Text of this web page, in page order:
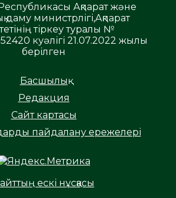
Республикасы Ақпарат және
даму министрлігі,Ақпарат
тіркеу туралы №
куәлігі 21.07.2022 жылы
берілген
Басшылық
Редакция
Сайт картасы
пайдалану ережелері
ескі нұсқасы